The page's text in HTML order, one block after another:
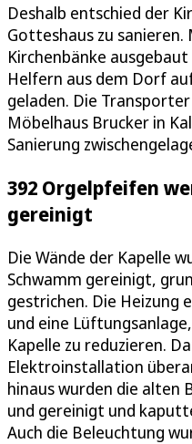
Deshalb entschied der
Gotteshaus zu
Kirchenbänke
Helfern aus dem Dorf
geladen. Die
Möbelhaus Brucker in
Sanierung
392 Orgelpfeifen
gereinigt
Die Wände der Kapelle
Schwamm gereinigt,
gestrichen. Die Heizung
und eine
Kapelle zu reduzieren.
Elektroinstallation
hinaus wurden die alten
und gereinigt und
Auch die Beleuchtung